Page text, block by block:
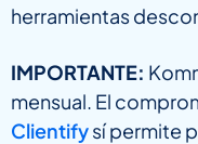
herramientas
IMPORTANTE:
mensual. El
Clientifysí permite